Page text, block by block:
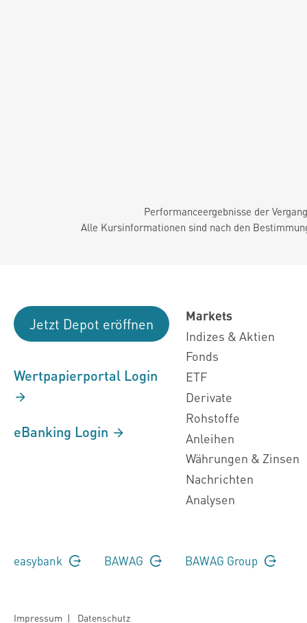
Performanceergebnisse der
Alle Kursinformationen sind nach den
Jetzt Depot eröffnen
Wertpapierportal Login
eBanking Login
Markets
Indizes & Aktien
Fonds
ETF
Derivate
Rohstoffe
Anleihen
Währungen & Zinsen
Nachrichten
Analysen
easybank BAWAG BAWAG Group
Impressum | Datenschutz